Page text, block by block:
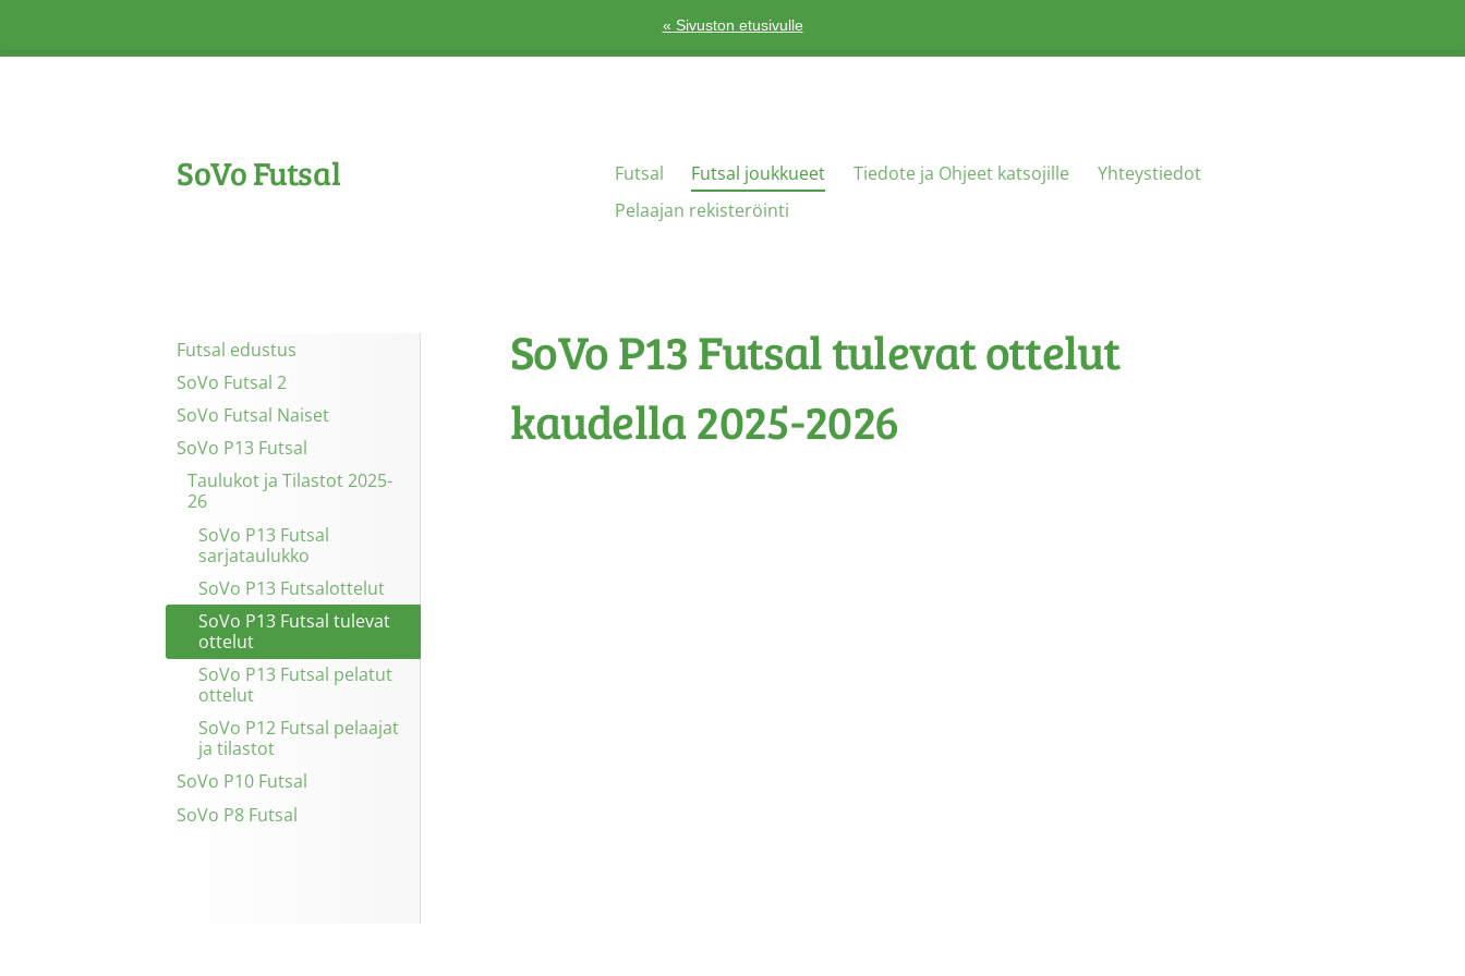
sivun
« Sivuston etusivulle
SoVo Futsal Futsal Futsal joukkueet Tiedote ja Ohjeet katsojille
Yhteystiedot
Pelaajan rekisteröinti
Futsal edustus
SoVo Futsal 2
SoVo Futsal Naiset
SoVo P13 Futsal
Taulukot ja Tilastot 2025-
26
SoVo P13 Futsal
sarjataulukko
SoVo P13 Futsalottelut
SoVo P13 Futsal tulevat
ottelut
SoVo P13 Futsal pelatut
ottelut
SoVo P12 Futsal pelaajat
ja tilastot
SoVo P10 Futsal
SoVo P8 Futsal
SoVo P13 Futsal tulevat ottelut
kaudella 2025-2026